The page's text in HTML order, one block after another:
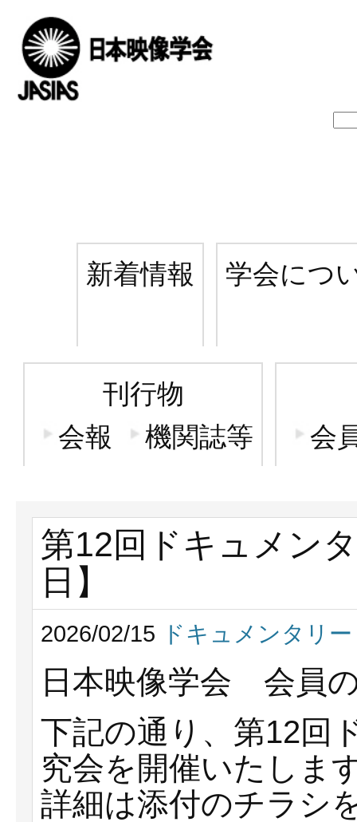
新着情報 学会につ
刊行物
会報
機関誌等 会
第12回ドキュメン
日】
2026/02/15 ドキュメンタリ
日本映像学会 会員
下記の通り、第12回
究会を開催いたしま
詳細は添付のチラシ